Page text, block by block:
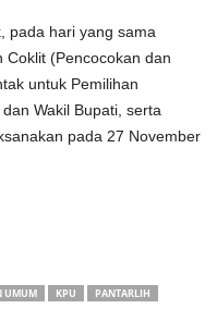
pada hari yang sama
Coklit (Pencocokan dan
untuk Pemilihan
Wakil Bupati, serta
pada 27 November
UMUM KPU
PANTARLIH